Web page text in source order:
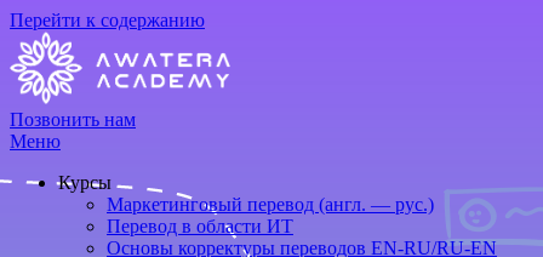
Перейти к содержанию
Позвонить нам
Меню
Курсы
Маркетинговый перевод (англ. — рус.)
Перевод в области ИТ
Основы корректуры переводов EN-RU/RU-EN